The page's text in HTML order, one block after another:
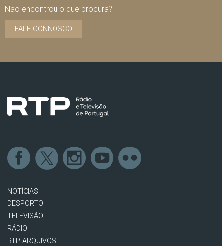
Não encontrou o que procura?
FALE CONNOSCO
NOTÍCIAS
DESPORTO
TELEVISÃO
RÁDIO
RTP ARQUIVOS